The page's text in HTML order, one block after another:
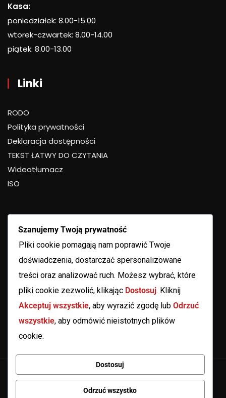
Kasa:
poniedziałek: 8.00-15.00
wtorek-czwartek: 8.00-14.00
piątek: 8.00-13.00
Linki
RODO
Polityka prywatności
Deklaracja dostępności
TEKST ŁATWY DO CZYTANIA
Wideotłumacz
ISO
Copyright 2025Grodzisk Mazowiecki
Szanujemy Twoją prywatność
Pliki cookie pomagają nam poprawić Twoje
doświadczenia, dostarczać spersonalizowane
treści oraz analizować ruch. Możesz wybrać, które
pliki cookie zezwolić, klikając Dostosuj. Kliknij
Akceptuj wszystkie, aby wyrazić zgodę lub Odrzuć
wszystkie, aby odmówić nieistotnych plików
cookie.
Dostosuj
Odrzuć wszystko